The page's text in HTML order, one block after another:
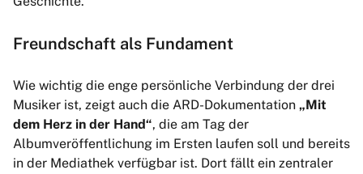
Freundschaft als Fundament
Wie wichtig die enge persönliche Verbindung der drei
Musiker ist, zeigt auch die ARD-Dokumentation „Mit
dem Herz in der Hand“, die am Tag der
Albumveröffentlichung im Ersten laufen soll und bereits
in der Mediathek verfügbar ist. Dort fällt ein zentraler